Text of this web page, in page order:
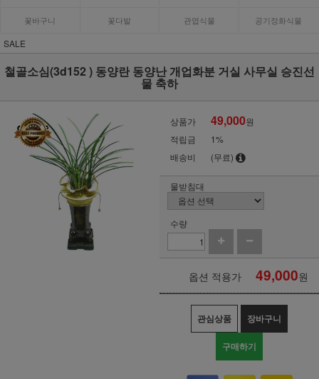
꽃바구니 꽃다발 관엽식물 공기정화식물
SALE
철골소심(3d152 ) 동양란 동양난 개업화분 거실 사무실 승진선
물 축하
상품가 49,000원
적립금
1%
배송비
(무료)
물받침대
수량
옵션 적용가 49,000원
관심상품 장바구니
구매하기